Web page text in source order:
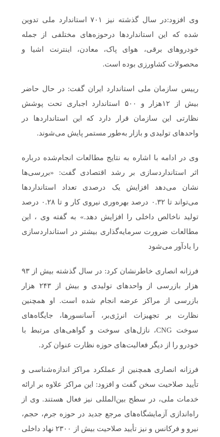
وی افزود:در سال گذشته نیز ۷۰۱ استاندارد ملی تدوین
شده که این استانداردها درحوزه‌های مختلفی از جمله
خودروهای برقی، هوای پاک، معادن، اینترنت اشیا و
محصولات کشاورزی بوده است.
رییس سازمان ملی استاندارد ایران گفت: در حال حاضر
بیش از ۱۲هزار و ۵۰۰ استاندارد اجباری تحت پوشش
نظارتی این سازمان قرار دارد که این استانداردها در
واحدهای تولیدی و بازار به‌طور مستمر پایش می‌شوند.
وی در ادامه با اشاره به نتایج مطالعات انجام‌شده درباره
اثر استانداردسازی بر رشد اقتصادی گفت: «بررسی‌ها
نشان می‌دهد افزایش یک درصدی تعداد استانداردها
می‌تواند تا ۰.۳۲ درصد بهره‌وری نیروی کار و تا ۰.۲۸ درصد
تولید ناخالص داخلی را افزایش دهد.» به گفته وی ، این
مطالعات ضرورت سرمایه‌گذاری بیشتر در استانداردسازی
را یادآور می‌شود
فرزانه انصاری خاطرنشان کرد: در سال گذشته بیش از ۹۳
هزار بازرسی از واحدهای تولیدی و بیش از ۲۴۳ هزار
بازرسی از مراکز عرضه انجام شده است. او همچنین
نظارت بر تجهیزات انرژی‌بر، آسانسورها، جایگاه‌های
سوخت CNG، نازل‌های سوخت و گواهی‌های مرتبط با
خودرو را از دیگر فعالیت‌های حوزه نظارت عنوان کرد.
فرزانه انصاری همچنین از عملکرد مراکز اندازه‌شناسی و
تأیید صلاحیت سخن گفت و افزود: این مراکز علاوه بر ارائه
خدمات ملی، در سطح بین‌المللی نیز فعال هستند. وی از
راه‌اندازی آزمایشگاه‌های مرجع جدید در حوزه جرم، حجم،
نیرو و فرکانس و نیز تأیید صلاحیت بیش از ۲۳۰۰ نهاد داخلی